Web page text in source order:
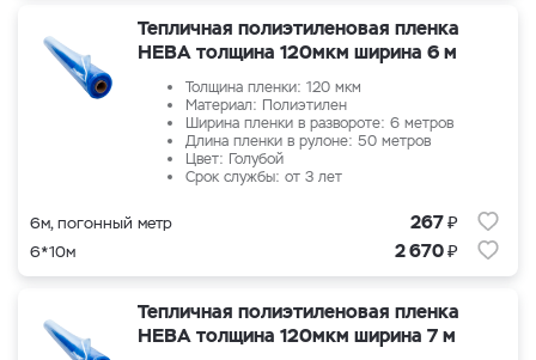
Тепличная полиэтиленовая пленка
НЕВА толщина 120мкм ширина 6 м
Толщина пленки: 120 мкм
Материал: Полиэтилен
Ширина пленки в развороте: 6 метров
Длина пленки в рулоне: 50 метров
Цвет: Голубой
Срок службы: от 3 лет
6м, погонный метр 267₽
6*10м 2 670₽
Тепличная полиэтиленовая пленка
НЕВА толщина 120мкм ширина 7 м